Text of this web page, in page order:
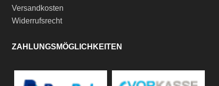
Versandkosten
Widerrufsrecht
ZAHLUNGSMÖGLICHKEITEN